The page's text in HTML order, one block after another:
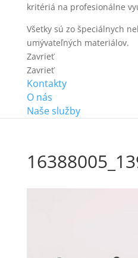
kritériá na profesionálne
Všetky sú zo špeciálnych
umývateľných materiálov.
Zavrieť
Zavrieť
Kontakty
O nás
Naše služby